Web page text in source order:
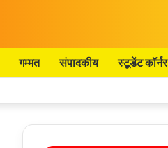
गम्मत संपादकीय स्टूडेंट कॉर्नर